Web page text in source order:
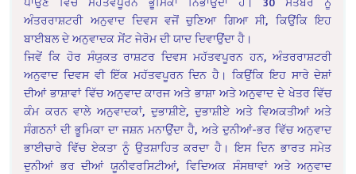
ਅੰਤਰਰਾਸ਼ਟਰੀ ਅਨੁਵਾਦ ਦਿਵਸ ਵਜੋਂ ਚੁਣਿਆ ਗਿਆ ਸੀ, ਕਿਉਂਕਿ ਇਹ
ਬਾਈਬਲ ਦੇ ਅਨੁਵਾਦਕ ਸੇਂਟ ਜੇਰੋਮ ਦੀ ਯਾਦ ਦਿਵਾਉਂਦਾ ਹੈ।
ਜਿਵੇਂ ਕਿ ਹੋਰ ਸੰਯੁਕਤ ਰਾਸ਼ਟਰ ਦਿਵਸ ਮਹੱਤਵਪੂਰਨ ਹਨ, ਅੰਤਰਰਾਸ਼ਟਰੀ
ਅਨੁਵਾਦ ਦਿਵਸ ਵੀ ਇੱਕ ਮਹੱਤਵਪੂਰਨ ਦਿਨ ਹੈ। ਕਿਉਂਕਿ ਇਹ ਸਾਰੇ ਦੇਸ਼ਾਂ
ਦੀਆਂ ਭਾਸ਼ਾਵਾਂ ਵਿੱਚ ਅਨੁਵਾਦ ਕਾਰਜ ਅਤੇ ਭਾਸ਼ਾ ਅਤੇ ਅਨੁਵਾਦ ਦੇ ਖੇਤਰ ਵਿੱਚ
ਕੰਮ ਕਰਨ ਵਾਲੇ ਅਨੁਵਾਦਕਾਂ, ਦੁਭਾਸ਼ੀਏ, ਦੁਭਾਸ਼ੀਏ ਅਤੇ ਵਿਅਕਤੀਆਂ ਅਤੇ
ਸੰਗਠਨਾਂ ਦੀ ਭੂਮਿਕਾ ਦਾ ਜਸ਼ਨ ਮਨਾਉਂਦਾ ਹੈ, ਅਤੇ ਦੁਨੀਆਂ-ਭਰ ਵਿੱਚ ਅਨੁਵਾਦ
ਭਾਈਚਾਰੇ ਵਿੱਚ ਏਕਤਾ ਨੂੰ ਉਤਸ਼ਾਹਿਤ ਕਰਦਾ ਹੈ। ਇਸ ਦਿਨ ਭਾਰਤ ਸਮੇਤ
ਦੁਨੀਆਂ ਭਰ ਦੀਆਂ ਯੂਨੀਵਰਸਿਟੀਆਂ, ਵਿਦਿਅਕ ਸੰਸਥਾਵਾਂ ਅਤੇ ਅਨੁਵਾਦ